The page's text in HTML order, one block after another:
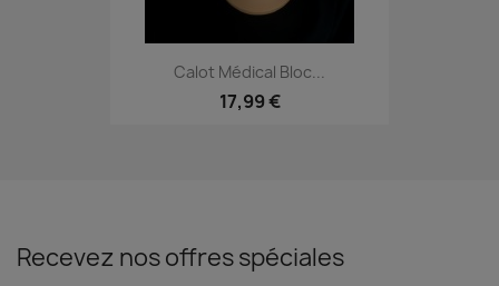
Calot Médical Bloc...
17,99 €
Recevez nos offres spéciales